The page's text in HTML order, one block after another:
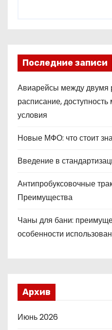
Последние записи
Авиарейсы между двумя
расписание,
условия
Новые МФО: что стоит
Введение в
Антипробуксовочные
Преимущества
Чаны для бани:
особенности
Архив
Июнь 2026